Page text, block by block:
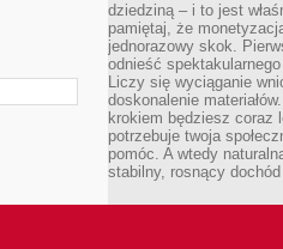
dziedziną – i to jest
pamiętaj, że
jednorazowy skok.
odnieść
Liczy się wyciąganie
doskonalenie
krokiem będziesz coraz
potrzebuje twoja
pomóc. A wtedy
stabilny, rosnący